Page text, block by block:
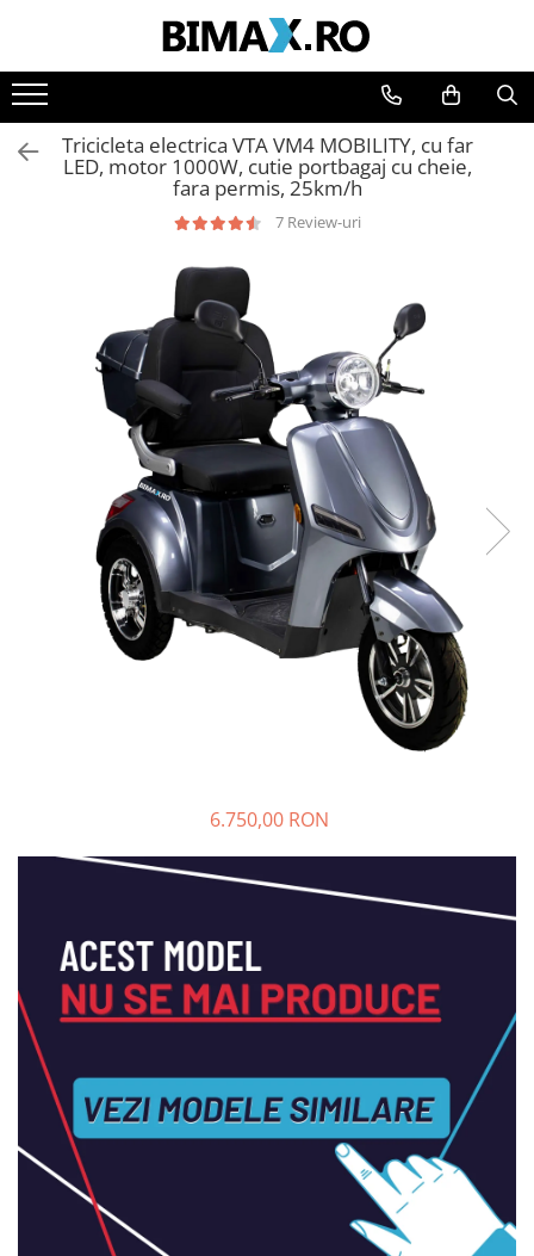
Toate Produsele
Triciclete Electrice
⬇ TIPURI
➔ Adulti - Fara permis
➔ Adulti - 2 Locuri
➔ Adulti - cu Cabina
➔ Cu 3 Roti
➔ Cu Cabina
➔ Cu Cabina fara Permis
➔ Cu Cabina Inchisa
➔ Cu Remorca
➔ Cu Remorca Fara Permis
➔ Cu Volan
➔ Fara Permis
➔ Arora
Camere
Cauciucuri
Controllere
Incarcatoare
ACCESORII
Huse
Toate accesoriile la Triciclete
Masini Electrice
Masina Electrica RDB
Masina Electrica Arora
Tricicleta electrica VTA VM4 MOBILITY, cu far
LED, motor 1000W, cutie portbagaj cu cheie,
fara permis, 25km/h
7 Review-uri
6.750,00 RON